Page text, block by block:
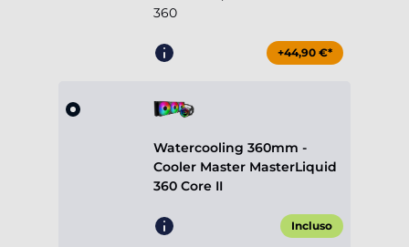
360
+44,90 €*
Watercooling 360mm -
Cooler Master MasterLiquid
360 Core II
Incluso